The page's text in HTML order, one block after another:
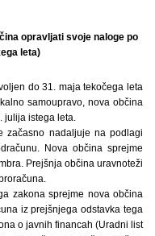
opravljati svoje naloge po
leta)
do 31. maja tekočega leta
samoupravo, nova občina
istega leta.
začasno nadaljuje na podlagi
Nova občina sprejme
Prejšnja občina uravnoteži
zakona sprejme nova občina
iz prejšnjega odstavka tega
o javnih financah (Uradni list